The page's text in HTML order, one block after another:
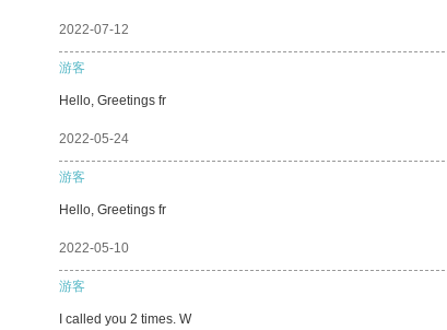
2022-07-12
游客
Hello, Greetings fr
2022-05-24
游客
Hello, Greetings fr
2022-05-10
游客
I called you 2 times. W